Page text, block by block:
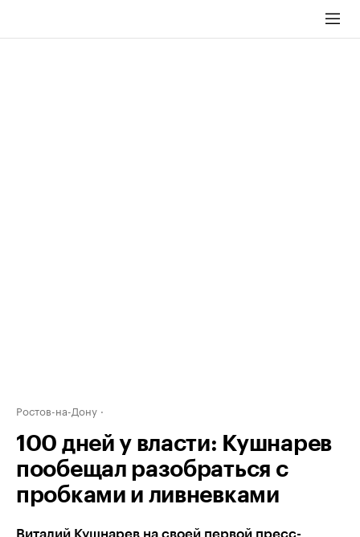
Ростов-на-Дону
100 дней у власти: Кушнарев
пообещал разобраться с
пробками и ливневками
Виталий Кушнарев на своей первой пресс-